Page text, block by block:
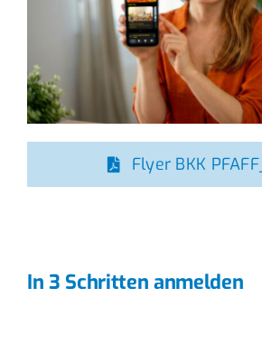
Flyer BKK
In 3 Schritten anmelden